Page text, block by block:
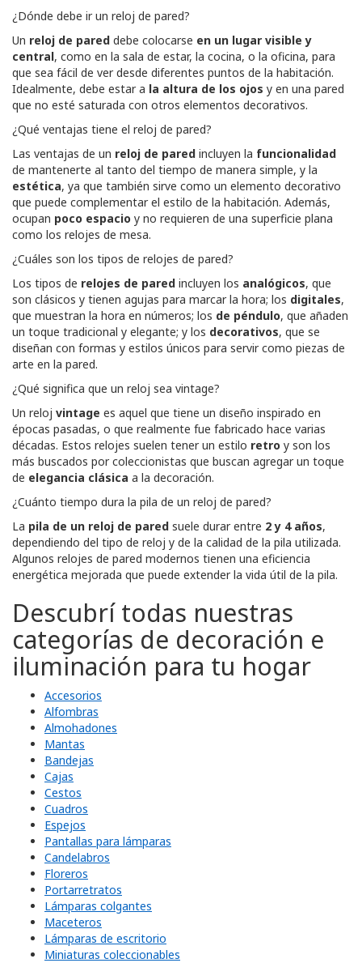
¿Dónde debe ir un reloj de pared?
Un reloj de pared debe colocarse en un lugar visible y
central, como en la sala de estar, la cocina, o la oficina, para
que sea fácil de ver desde diferentes puntos de la habitación.
Idealmente, debe estar a la altura de los ojos y en una pared
que no esté saturada con otros elementos decorativos.
¿Qué ventajas tiene el reloj de pared?
Las ventajas de un reloj de pared incluyen la funcionalidad
de mantenerte al tanto del tiempo de manera simple, y la
estética, ya que también sirve como un elemento decorativo
que puede complementar el estilo de la habitación. Además,
ocupan poco espacio y no requieren de una superficie plana
como los relojes de mesa.
¿Cuáles son los tipos de relojes de pared?
Los tipos de relojes de pared incluyen los analógicos, que
son clásicos y tienen agujas para marcar la hora; los digitales,
que muestran la hora en números; los de péndulo, que añaden
un toque tradicional y elegante; y los decorativos, que se
diseñan con formas y estilos únicos para servir como piezas de
arte en la pared.
¿Qué significa que un reloj sea vintage?
Un reloj vintage es aquel que tiene un diseño inspirado en
épocas pasadas, o que realmente fue fabricado hace varias
décadas. Estos relojes suelen tener un estilo retro y son los
más buscados por coleccionistas que buscan agregar un toque
de elegancia clásica a la decoración.
¿Cuánto tiempo dura la pila de un reloj de pared?
La pila de un reloj de pared suele durar entre 2 y 4 años,
dependiendo del tipo de reloj y de la calidad de la pila utilizada.
Algunos relojes de pared modernos tienen una eficiencia
energética mejorada que puede extender la vida útil de la pila.
Descubrí todas nuestras
categorías de decoración e
iluminación para tu hogar
Accesorios
Alfombras
Almohadones
Mantas
Bandejas
Cajas
Cestos
Cuadros
Espejos
Pantallas para lámparas
Candelabros
Floreros
Portarretratos
Lámparas colgantes
Maceteros
Lámparas de escritorio
Miniaturas coleccionables